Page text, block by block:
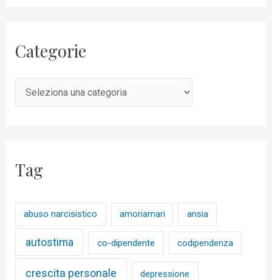
Categorie
Tag
abuso narcisistico amoriamari ansia
autostima co-dipendente codipendenza
crescita personale depressione